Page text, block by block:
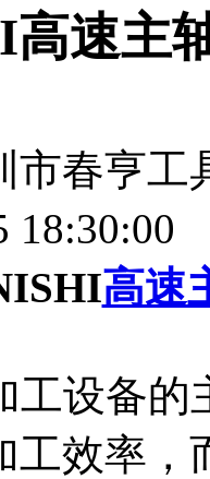
速主
市春亨工
18:30:00
高速
设备的
工效率